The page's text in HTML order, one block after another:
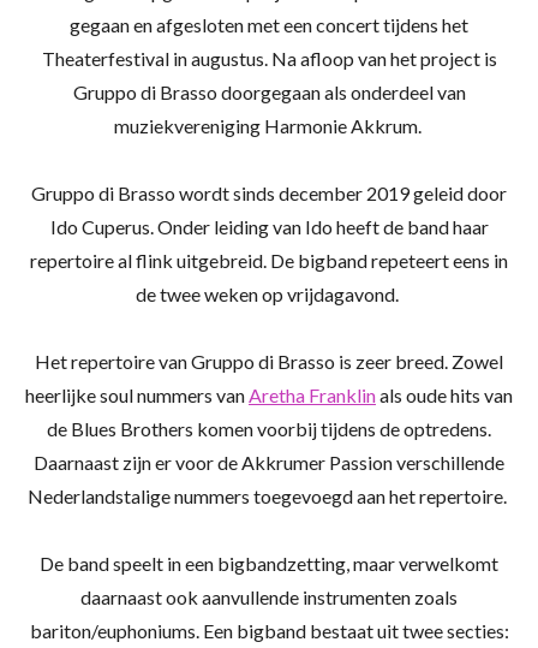
gegaan en afgesloten met een concert tijdens het
Theaterfestival in augustus. Na afloop van het project is
Gruppo di Brasso doorgegaan als onderdeel van
muziekvereniging Harmonie Akkrum.
Gruppo di Brasso wordt sinds december 2019 geleid door
Ido Cuperus. Onder leiding van Ido heeft de band haar
repertoire al flink uitgebreid. De bigband repeteert eens in
de twee weken op vrijdagavond.
Het repertoire van Gruppo di Brasso is zeer breed. Zowel
heerlijke soul nummers vanAretha Franklinals oude hits van
de Blues Brothers komen voorbij tijdens de optredens.
Daarnaast zijn er voor de Akkrumer Passion verschillende
Nederlandstalige nummers toegevoegd aan het repertoire.
De band speelt in een bigbandzetting, maar verwelkomt
daarnaast ook aanvullende instrumenten zoals
bariton/euphoniums. Een bigband bestaat uit twee secties: